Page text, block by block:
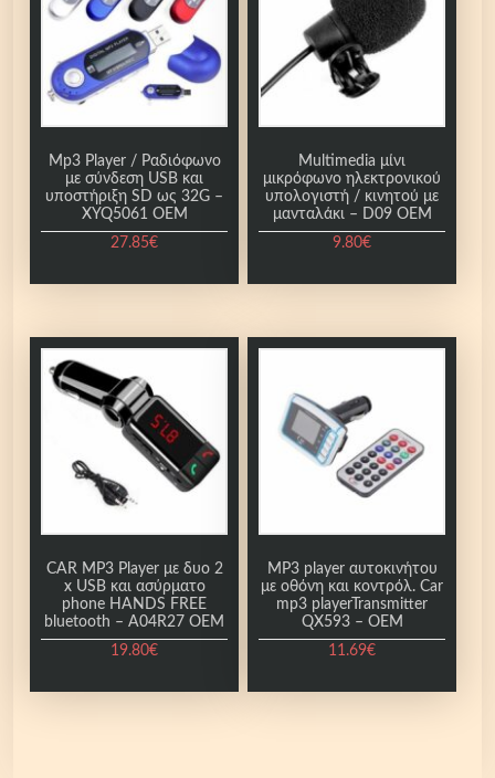
Mp3 Player / Ραδιόφωνο
με σύνδεση USB και
υποστήριξη SD ως 32G –
XYQ5061 OEM
27.85€
ό
τ
ο
π
ρ
ό
ν
έ
χ
ε
Multimedia μίνι
μικρόφωνο ηλεκτρονικού
υπολογιστή / κινητού με
μανταλάκι – D09 OEM
9.80€
CAR MP3 Player με δυο 2
x USB και ασύρματο
phone HANDS FREE
bluetooth – A04R27 OEM
19.80€
MP3 player αυτοκινήτου
με οθόνη και κοντρόλ. Car
mp3 playerTransmitter
QX593 – OEM
11.69€